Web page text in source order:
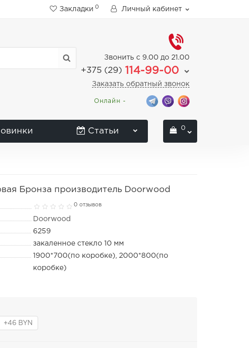
Закладки 0 Личный кабинет
Звонить с 9.00 до 21.00
+375 (29) 114-99-00
Заказать обратный звонок
Онлайн -
Статьи 0
Бронза производитель Doorwood
0 отзывов
Doorwood
6259
закаленное стекло 10 мм
1900*700(по коробке), 2000*800(по
коробке)
+46 BYN